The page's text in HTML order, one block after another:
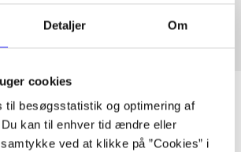
Detaljer Om
cookies
til besøgsstatistik og optimering af
kan til enhver tid ændre eller
ved at klikke på ”Cookies” i